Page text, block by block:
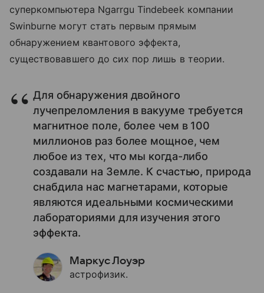
суперкомпьютера Ngarrgu Tindebeek компании
Swinburne могут стать первым прямым
обнаружением квантового эффекта,
существовавшего до сих пор лишь в теории.
Для обнаружения двойного
лучепреломления в вакууме требуется
магнитное поле, более чем в 100
миллионов раз более мощное, чем
любое из тех, что мы когда-либо
создавали на Земле. К счастью, природа
снабдила нас магнетарами, которые
являются идеальными космическими
лабораториями для изучения этого
эффекта.
Маркус Лоуэр
астрофизик.